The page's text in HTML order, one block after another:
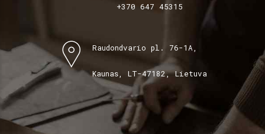
+370 647 45315
Raudondvario pl. 76-1A,
Kaunas, LT-47182, Lietuva